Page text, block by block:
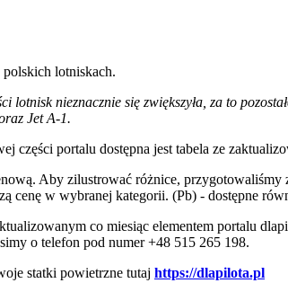
lotniskach.
lotnisk nieznacznie się zwiększyła, za to
Jet A-1.
części portalu dostępna jest tabela ze
Aby zilustrować różnice,
cenę w wybranej kategorii. (Pb) - dostępne
co miesiąc elementem portalu
o telefon pod numer +48 515 265 198.
statki powietrzne tutaj https://dlapilota.pl